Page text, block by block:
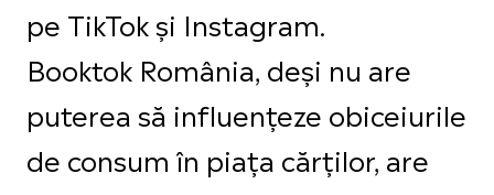
pe TikTok și Instagram.
Booktok România, deși nu are
puterea să influențeze obiceiurile
de consum în piața cărților, are